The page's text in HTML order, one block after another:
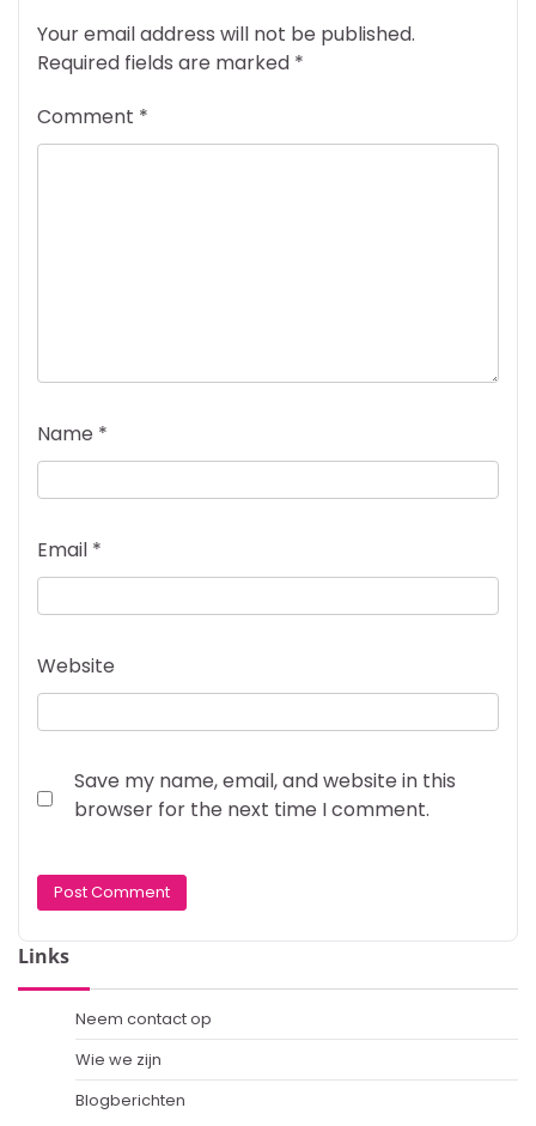
Your email address will not be published.
Required fields are marked *
Comment *
Name *
Email *
Website
Save my name, email, and website in this
browser for the next time I comment.
Links
Neem contact op
Wie we zijn
Blogberichten